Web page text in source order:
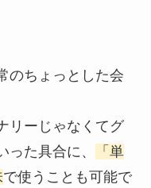
のちょっとした会
リーじゃなくてグ
た具合に、
「単
で使うことも可能で